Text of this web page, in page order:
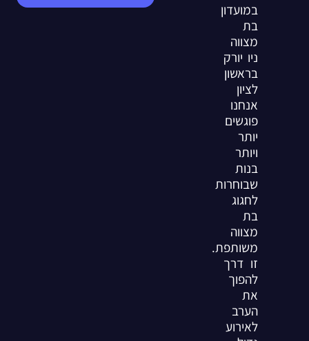
במועדון
בת
מצווה
ניו יורק
בראשון
לציון
אנחנו
פוגשים
יותר
ויותר
בנות
שבוחרות
לחגוג
בת
מצווה
משותפת.
זו דרך
להפוך
את
הערב
לאירוע